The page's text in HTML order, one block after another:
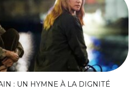
: UN HYMNE À LA DIGNITÉ